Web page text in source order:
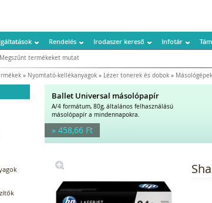
Rendelés Irodaszer kereső Infotár
Megszűnt termékeket mutat
» Nyomtató-kellékanyagok » Lézer tonerek és dobok »
Ballet Universal másolópapír
A/4 formátum, 80g, általános felhasználású
másolópapír a mindennapokra.
» 458,66 Ft